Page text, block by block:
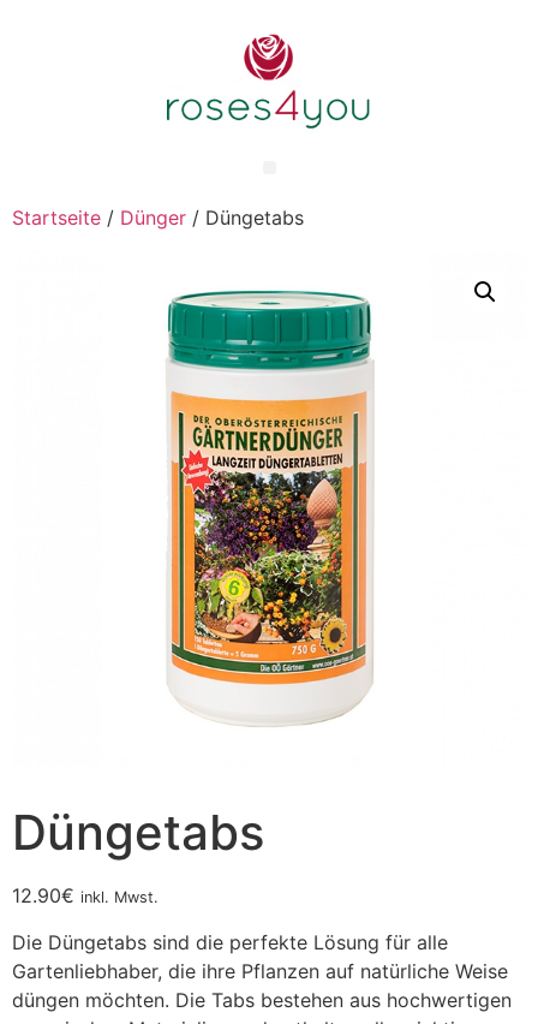
Startseite / Dünger / Düngetabs
Düngetabs
12.90€ inkl. Mwst.
Die Düngetabs sind die perfekte Lösung für alle
Gartenliebhaber, die ihre Pflanzen auf natürliche Weise
düngen möchten. Die Tabs bestehen aus hochwertigen